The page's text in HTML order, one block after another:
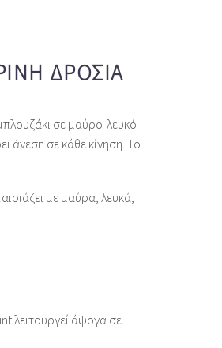
ΔΡΟΣΙΆ
σε μαύρο‑λευκό
άνεση σε κάθε κίνηση. Το
με μαύρα, λευκά,
λειτουργεί άψογα σε